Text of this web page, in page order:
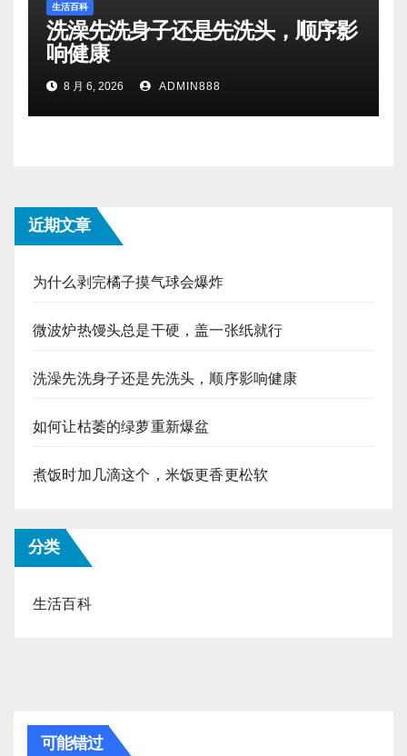
生活百科
洗澡先洗身子还是先洗头，顺序影
响健康
8 月 6, 2026 ADMIN888
近期文章
为什么剥完橘子摸气球会爆炸
微波炉热馒头总是干硬，盖一张纸就行
洗澡先洗身子还是先洗头，顺序影响健康
如何让枯萎的绿萝重新爆盆
煮饭时加几滴这个，米饭更香更松软
分类
生活百科
可能错过